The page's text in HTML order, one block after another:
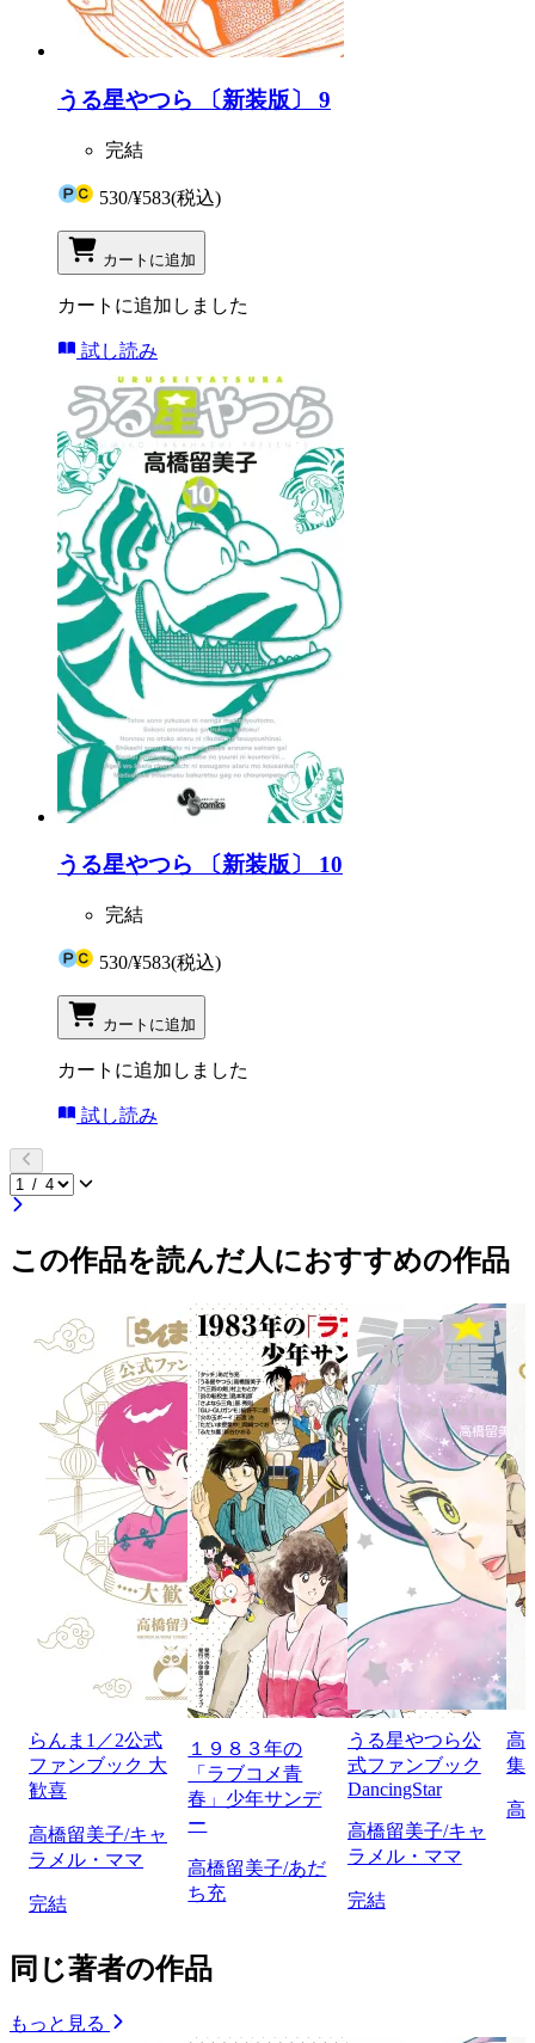
うる星やつら 〔新装版〕 9
完結
530/¥583(税込)
カートに追加
カートに追加しました
試し読み
うる星やつら 〔新装版〕 10
完結
530/¥583(税込)
カートに追加
カートに追加しました
試し読み
この作品を読んだ人におすすめの作品
らんま1／2公式
ファンブック 大
歓喜
高橋留美子/キャ
ラメル・ママ
完結
１９８３年の
「ラブコメ青
春」少年サンデ
ー
高橋留美子/あだ
ち充
うる星やつら公
式ファンブック
DancingStar
高橋留美子/キャ
ラメル・ママ
完結
高
集
高
同じ著者の作品
もっと見る